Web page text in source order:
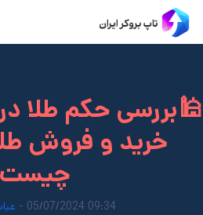
🕌بررسی حکم طلا
خرید و فروش
09:34 05/07/2024 -